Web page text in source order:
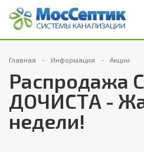
Главная Информация Акции
Распродажа
ДОЧИСТА -
недели!